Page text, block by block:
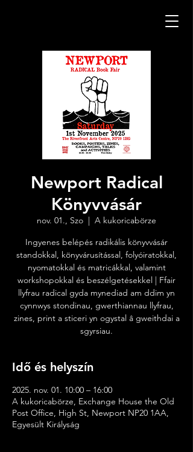
Newport Radical
Könyvvásár
nov. 01., Szo
  |
A kukoricabörze
Ingyenes belépés radikális könyvvásár
standokkal, könyvárusítással, folyóiratokkal,
nyomatokkal és matricákkal, valamint
workshopokkal és beszélgetésekkel | Ffair
llyfrau radical gyda mynediad am ddim yn
cynnwys stondinau, gwerthiannau llyfrau,
zines, print a sticeri yn ogystal â gweithdai a
sgyrsiau.
Idő és helyszín
2025. nov. 01. 10:00 – 16:00
A kukoricabörze, Exchange House the Old
Post Office, High St, Newport NP20 1AA,
Egyesült Királyság